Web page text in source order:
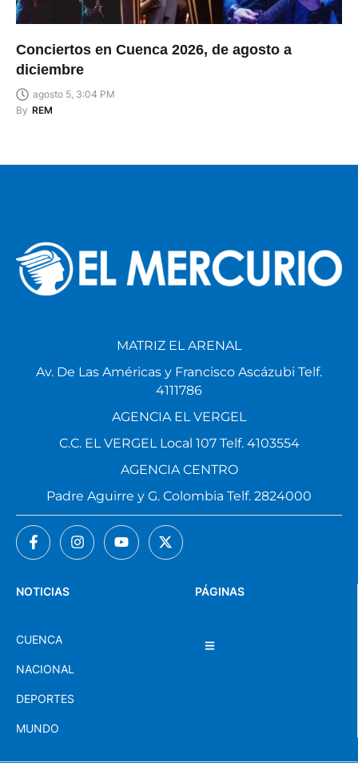
Conciertos en Cuenca 2026, de agosto a
diciembre
agosto 5, 3:04 PM
By REM
PÁGINAS
NOTICIAS
CUENCA
NACIONAL
DEPORTES
MUNDO
MATRIZ EL ARENAL
Av. De Las Américas y Francisco Ascázubi Telf.
4111786
AGENCIA EL VERGEL
C.C. EL VERGEL Local 107 Telf. 4103554
AGENCIA CENTRO
Padre Aguirre y G. Colombia Telf. 2824000